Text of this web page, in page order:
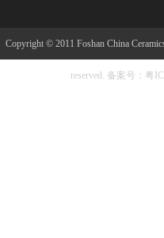
Copyright © 2011 Foshan China
reserved. 备案号：粤